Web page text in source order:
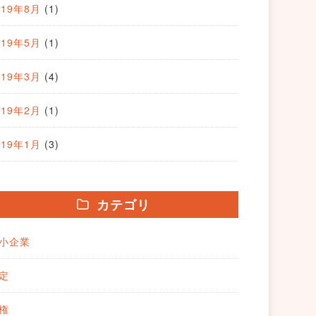
年8月 (1)
年5月 (1)
年3月 (4)
年2月 (1)
年1月 (3)
カテゴリ
企業